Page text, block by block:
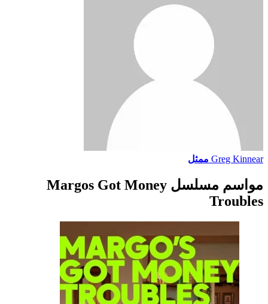
Greg Kinnear ممثل
مواسم مسلسل Margos Got Money
Troubles